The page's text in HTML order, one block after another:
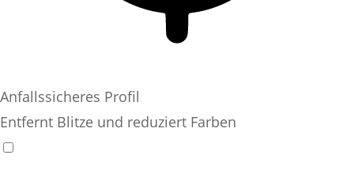
Anfallssicheres Profil
Entfernt Blitze und reduziert Farben